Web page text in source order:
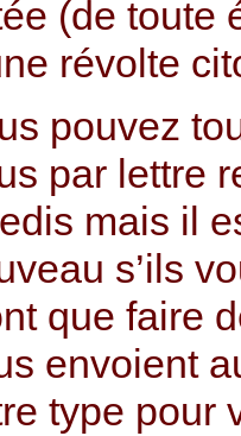
(de toute
révolte
pouvez
par lettre
mais il
s’ils
que faire
envoient
type pour